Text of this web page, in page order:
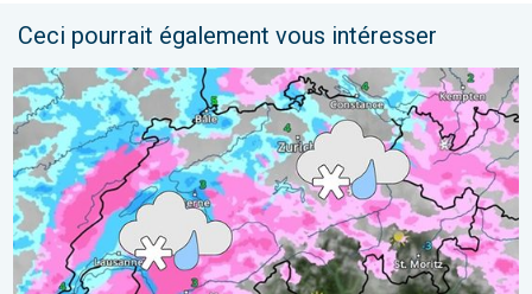
Ceci pourrait également vous intéresser
Neige à basse altitude en Suisse. Temps plutôt hivernal. . .